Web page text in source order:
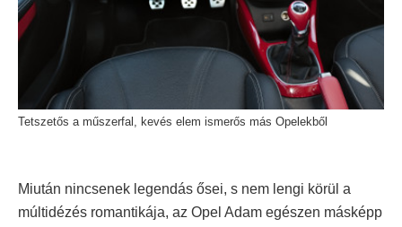
Tetszetős a műszerfal, kevés elem ismerős más Opelekből
Miután nincsenek legendás ősei, s nem lengi körül a
múltidézés romantikája, az Opel Adam egészen másképp